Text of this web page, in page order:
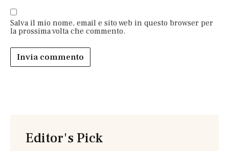
Salva il mio nome, email e sito web in questo browser per
la prossima volta che commento.
Editor's Pick